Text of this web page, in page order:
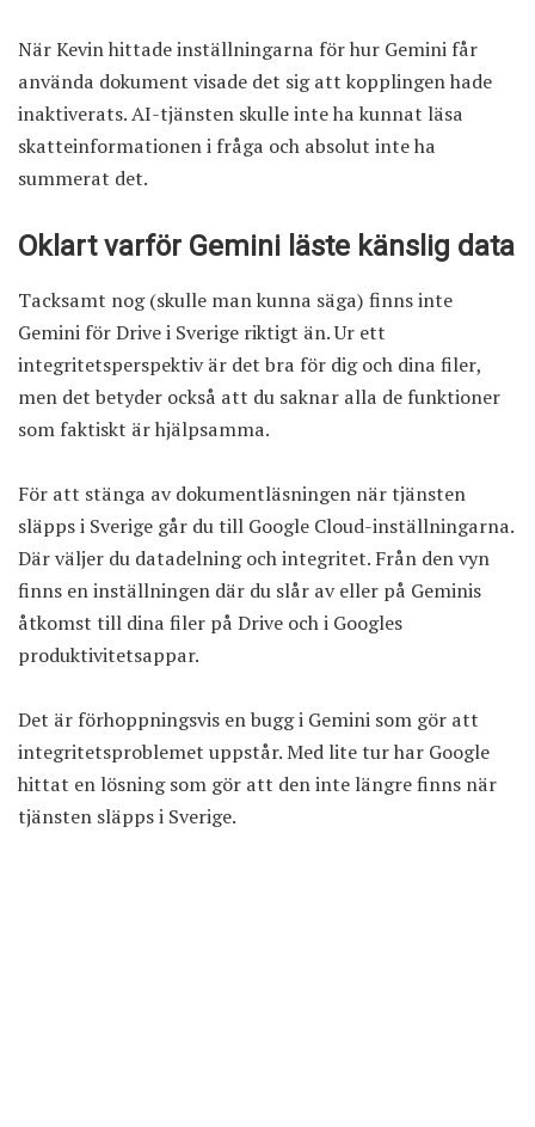
När Kevin hittade inställningarna för hur Gemini får
använda dokument visade det sig att kopplingen hade
inaktiverats. AI-tjänsten skulle inte ha kunnat läsa
skatteinformationen i fråga och absolut inte ha
summerat det.
Oklart varför Gemini läste känslig data
Tacksamt nog (skulle man kunna säga) finns inte
Gemini för Drive i Sverige riktigt än. Ur ett
integritetsperspektiv är det bra för dig och dina filer,
men det betyder också att du saknar alla de funktioner
som faktiskt är hjälpsamma.
För att stänga av dokumentläsningen när tjänsten
släpps i Sverige går du till Google Cloud-inställningarna.
Där väljer du datadelning och integritet. Från den vyn
finns en inställningen där du slår av eller på Geminis
åtkomst till dina filer på Drive och i Googles
produktivitetsappar.
Det är förhoppningsvis en bugg i Gemini som gör att
integritetsproblemet uppstår. Med lite tur har Google
hittat en lösning som gör att den inte längre finns när
tjänsten släpps i Sverige.